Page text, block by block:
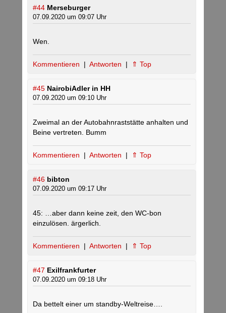
#44 Merseburger
07.09.2020 um 09:07 Uhr
Wen.
Kommentieren | Antworten | ⇑ Top
#45 NairobiAdler in HH
07.09.2020 um 09:10 Uhr
Zweimal an der Autobahnraststätte anhalten und
Beine vertreten. Bumm
Kommentieren | Antworten | ⇑ Top
#46 bibton
07.09.2020 um 09:17 Uhr
45: …aber dann keine zeit, den WC-bon
einzulösen. ärgerlich.
Kommentieren | Antworten | ⇑ Top
#47 Exilfrankfurter
07.09.2020 um 09:18 Uhr
Da bettelt einer um standby-Weltreise….